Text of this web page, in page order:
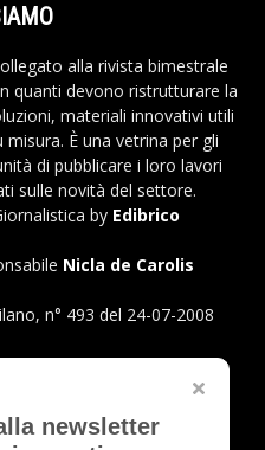
newsletter
alla rivista bimestrale
quanti devono ristrutturare la
materiali innovativi utili
È una vetrina per gli
di pubblicare i loro lavori
sulle novità del settore.
by Edibrico
Nicla de Carolis
n° 493 del 24-07-2008
44 - 20122 Milano P.iva